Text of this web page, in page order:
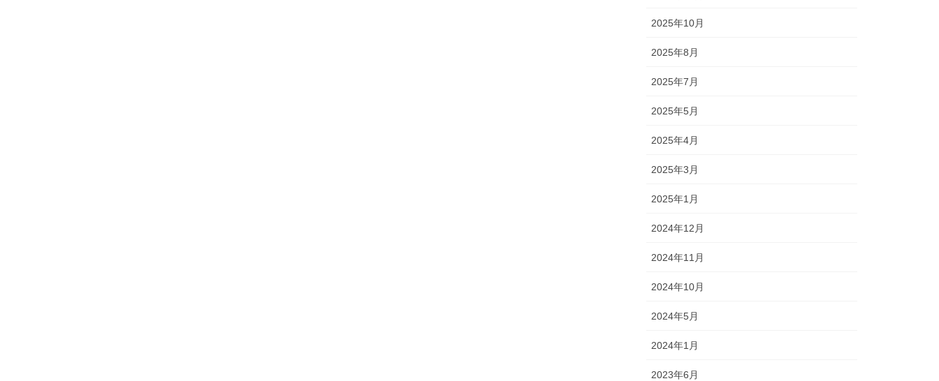
2025年10月
2025年8月
2025年7月
2025年5月
2025年4月
2025年3月
2025年1月
2024年12月
2024年11月
2024年10月
2024年5月
2024年1月
2023年6月